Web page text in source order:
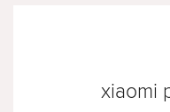
xiaomi